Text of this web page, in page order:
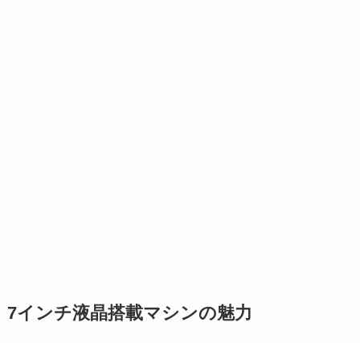
7インチ液晶搭載マシンの魅力